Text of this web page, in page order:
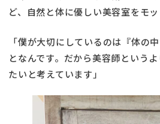
ど、自然と体に優しい美容室をモッ
「僕が大切にしているのは『体の
となんです。だから美容師という
たいと考えています」